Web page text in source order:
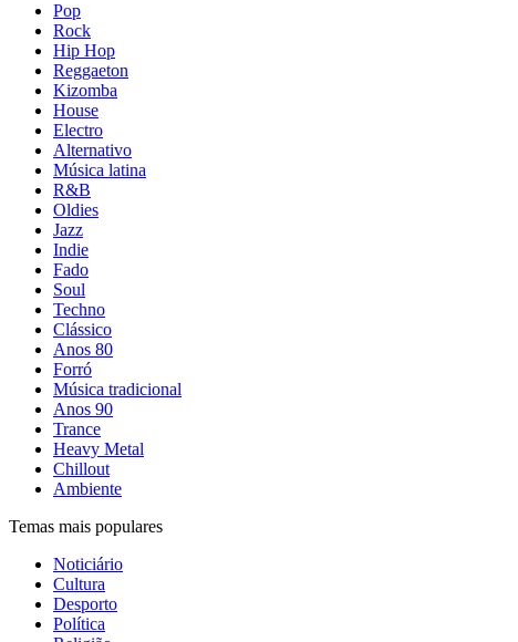
Pop
Rock
Hip Hop
Reggaeton
Kizomba
House
Electro
Alternativo
Música latina
R&B
Oldies
Jazz
Indie
Fado
Soul
Techno
Clássico
Anos 80
Forró
Música tradicional
Anos 90
Trance
Heavy Metal
Chillout
Ambiente
Temas mais populares
Noticiário
Cultura
Desporto
Política